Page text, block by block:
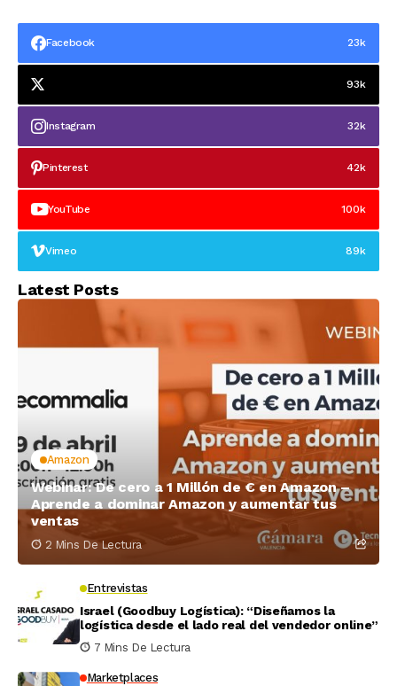
puerta de entrada al
ecommerce
Facebook 23k
93k
Instagram 32k
Pinterest 42k
YouTube 100k
Vimeo 89k
Latest Posts
Amazon
Webinar: De cero a 1 Millón de € en Amazon –
Aprende a dominar Amazon y aumentar tus
ventas
2 Mins De Lectura
Entrevistas
Israel (Goodbuy Logística): “Diseñamos la
logística desde el lado real del vendedor online”
7 Mins De Lectura
Marketplaces